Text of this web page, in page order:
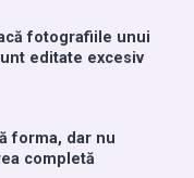
fotografiile unui
editate excesiv
forma, dar nu
completă